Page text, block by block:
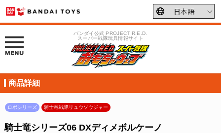
バンダイ公式 PROJECT R.E.D.
スーパー戦隊玩具情報サイト
商品詳細
ロボシリーズ 騎士竜戦隊リュウソウジャー
騎士竜シリーズ06 DXディメボルケーノ